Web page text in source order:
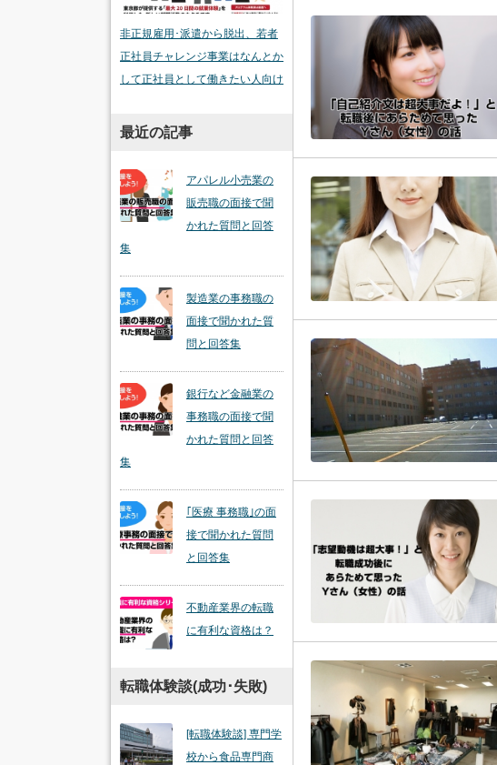
非正規雇用･派遣から脱出、若者
正社員チャレンジ事業はなんとか
して正社員として働きたい人向け
最近の記事
アパレル小売業の
販売職の面接で聞
かれた質問と回答
集
製造業の事務職の
面接で聞かれた質
問と回答集
銀行など金融業の
事務職の面接で聞
かれた質問と回答
集
｢医療 事務職｣の面
接で聞かれた質問
と回答集
不動産業界の転職
に有利な資格は？
転職体験談(成功･失敗)
[転職体験談] 専門学
校から食品専門商